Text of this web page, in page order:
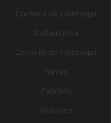
Corbera de Llobregat
Collsuspina
Cornellà de Llobregat
Navas
Palafolls
Rellinars